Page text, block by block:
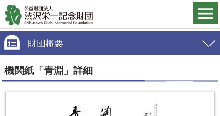
財団概要
機関紙「青淵」詳細